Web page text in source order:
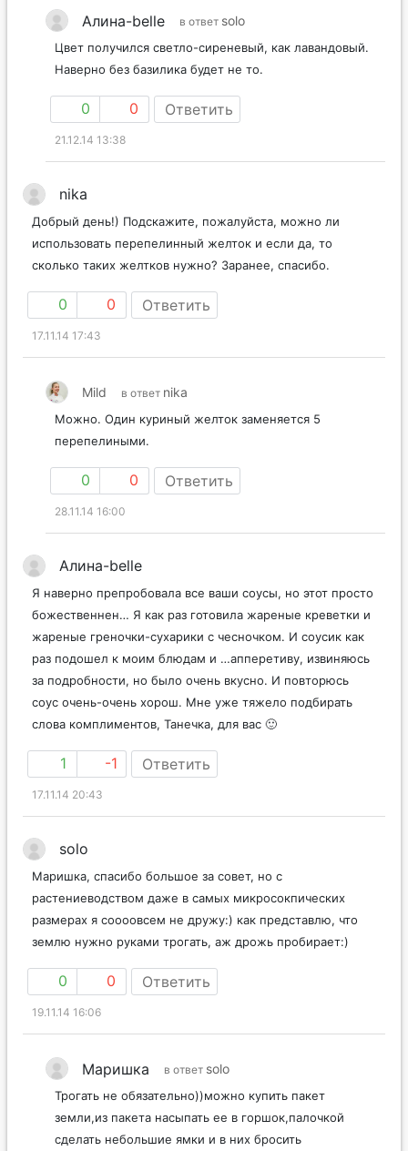
Алина-belle в ответ solo
Цвет получился светло-сиреневый, как лавандовый.
Наверно без базилика будет не то.
0 0 Ответить
21.12.14 13:38
nika
Добрый день!) Подскажите, пожалуйста, можно ли
использовать перепелинный желток и если да, то
сколько таких желтков нужно? Заранее, спасибо.
0 0 Ответить
17.11.14 17:43
Mild в ответ nika
Можно. Один куриный желток заменяется 5
перепелиными.
0 0 Ответить
28.11.14 16:00
Алина-belle
Я наверно препробовала все ваши соусы, но этот просто
божественнен… Я как раз готовила жареные креветки и
жареные греночки-сухарики с чесночком. И соусик как
раз подошел к моим блюдам и …апперетиву, извиняюсь
за подробности, но было очень вкусно. И повторюсь
соус очень-очень хорош. Мне уже тяжело подбирать
слова комплиментов, Танечка, для вас 🙂
1 -1 Ответить
17.11.14 20:43
solo
Маришка, спасибо большое за совет, но с
растениеводством даже в самых микросокпических
размерах я соооовсем не дружу:) как представлю, что
землю нужно руками трогать, аж дрожь пробирает:)
0 0 Ответить
19.11.14 16:06
Маришка в ответ solo
Трогать не обязательно))можно купить пакет
земли,из пакета насыпать ее в горшок,палочкой
сделать небольшие ямки и в них бросить